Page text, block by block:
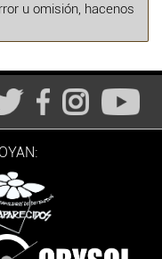
u omisión, hacenos